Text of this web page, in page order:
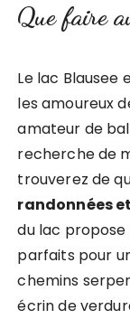
Que faire
Le lac Blausee
les amoureux
amateur de
recherche de
trouverez de
randonnées
du lac
parfaits pour
chemins
écrin de